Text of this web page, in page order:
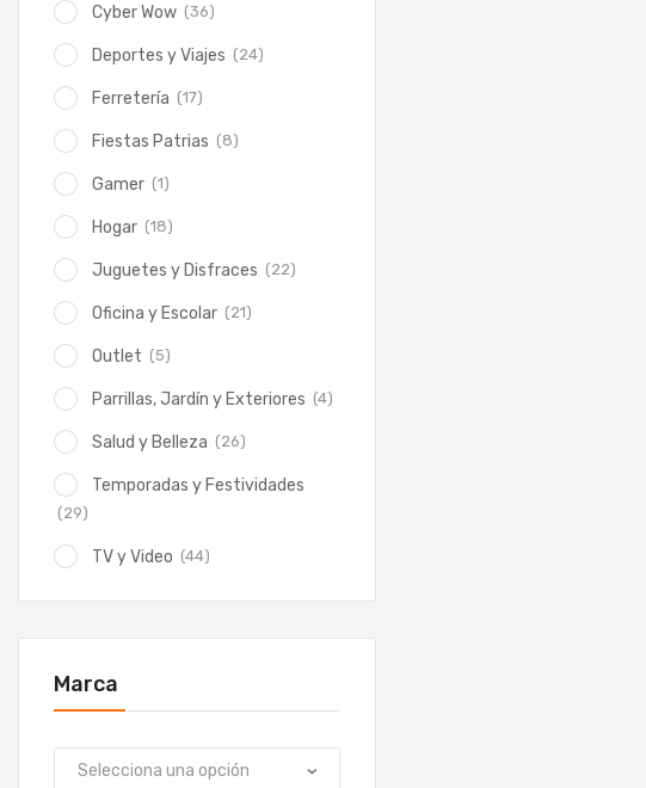
Cyber Wow (36)
Deportes y Viajes (24)
Ferretería (17)
Fiestas Patrias (8)
Gamer (1)
Hogar (18)
Juguetes y Disfraces (22)
Oficina y Escolar (21)
Outlet (5)
Parrillas, Jardín y Exteriores (4)
Salud y Belleza (26)
Temporadas y Festividades
(29)
TV y Video (44)
Marca